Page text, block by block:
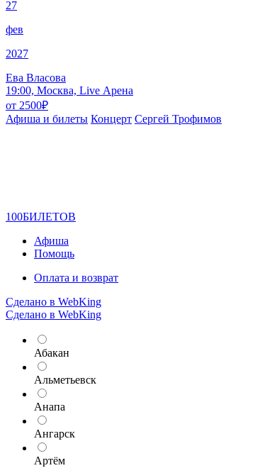
27
фев
2027
Ева Власова
19:00, Москва, Live Арена
от 2500₽
Афиша и билеты Концерт Сергей Трофимов
100БИЛЕТОВ
Афиша
Помощь
Оплата и возврат
Сделано в WebKing
Сделано в WebKing
Абакан
Альметьевск
Анапа
Ангарск
Артём